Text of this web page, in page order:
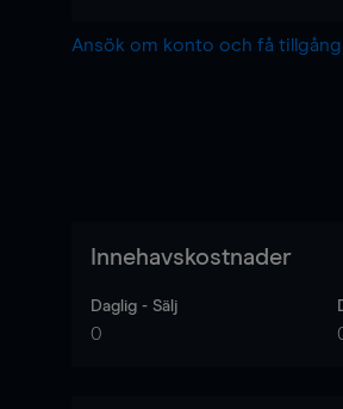
Ansök om konto och få
Innehavskostnader
Daglig - Sälj
0